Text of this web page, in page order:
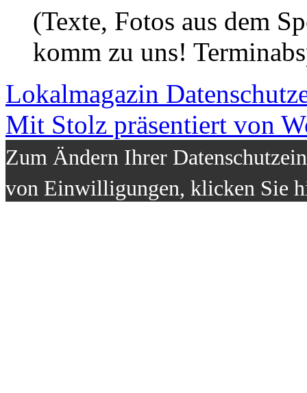
(Texte, Fotos aus dem
komm zu uns!
Lokalmagazin
Mit Stolz präsentiert von
Zum Ändern Ihrer
von Einwilligungen, klicken Sie